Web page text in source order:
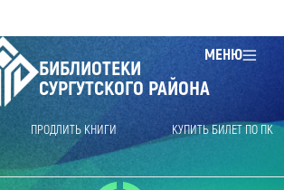
МЕНЮ
БИБЛИОТЕКИ
СУРГУТСКОГО РАЙОНА
ПРОДЛИТЬ КНИГИ КУПИТЬ БИЛЕТ ПО ПК